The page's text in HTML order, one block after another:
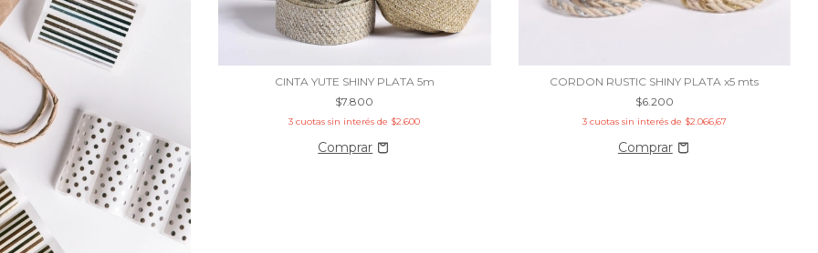
CINTA YUTE SHINY PLATA 5m
$7.800
3 cuotas sin interés de $2.600
CORDON RUSTIC SHINY PLATA x5 mts
$6.200
3 cuotas sin interés de $2.066,67